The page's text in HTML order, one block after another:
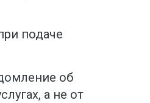
подаче
об
а не от